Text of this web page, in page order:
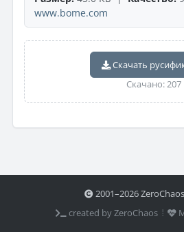
www.bome.com
Скачать
Скачано: 207
2001–2026
created by ZeroChaos ⦙